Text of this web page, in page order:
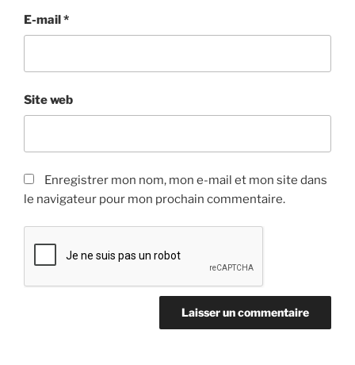
E-mail*
Site web
Enregistrer mon nom, mon e-mail et mon site dans
le navigateur pour mon prochain commentaire.